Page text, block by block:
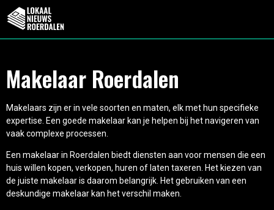
Makelaar Roerdalen
Makelaars zijn er in vele soorten en maten, elk met hun specifieke
expertise. Een goede makelaar kan je helpen bij het navigeren van
vaak complexe processen.
Een makelaar in Roerdalen biedt diensten aan voor mensen die een
huis willen kopen, verkopen, huren of laten taxeren. Het kiezen van
de juiste makelaar is daarom belangrijk. Het gebruiken van een
deskundige makelaar kan het verschil maken.